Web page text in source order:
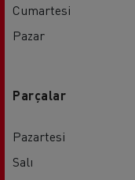
Cumartesi
Pazar
Parçalar
Pazartesi
Salı